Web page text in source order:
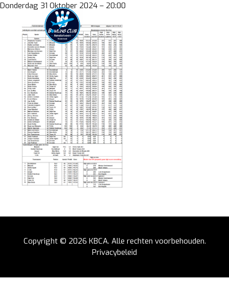
Skip
content
Donderdag 31 Oktober 2024 – 20:00
Copyright © 2026 KBCA. Alle rechten voorbehouden.
Privacybeleid